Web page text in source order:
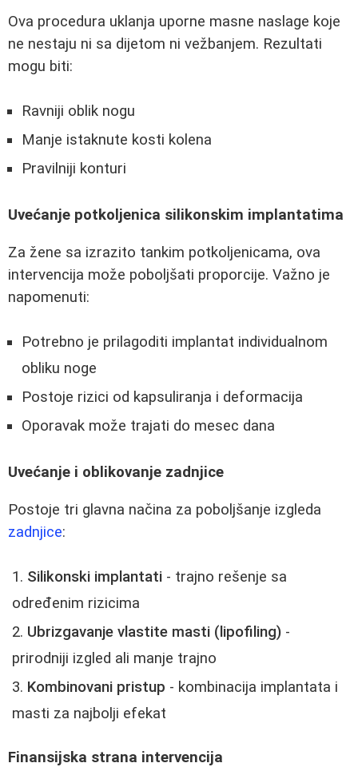
Ova procedura uklanja uporne masne naslage koje
ne nestaju ni sa dijetom ni vežbanjem. Rezultati
mogu biti:
Ravniji oblik nogu
Manje istaknute kosti kolena
Pravilniji konturi
Uvećanje potkoljenica silikonskim implantatima
Za žene sa izrazito tankim potkoljenicama, ova
intervencija može poboljšati proporcije. Važno je
napomenuti:
Potrebno je prilagoditi implantat individualnom
obliku noge
Postoje rizici od kapsuliranja i deformacija
Oporavak može trajati do mesec dana
Uvećanje i oblikovanje zadnjice
Postoje tri glavna načina za poboljšanje izgleda
zadnjice:
Silikonski implantati - trajno rešenje sa
određenim rizicima
Ubrizgavanje vlastite masti (lipofiling) -
prirodniji izgled ali manje trajno
Kombinovani pristup - kombinacija implantata i
masti za najbolji efekat
Finansijska strana intervencija